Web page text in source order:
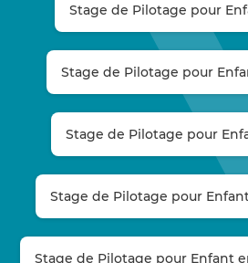
Stage de Pilotage pour
Stage de Pilotage pour
Stage de Pilotage pour
Stage de Pilotage pour
Stage de Pilotage pour Enfant